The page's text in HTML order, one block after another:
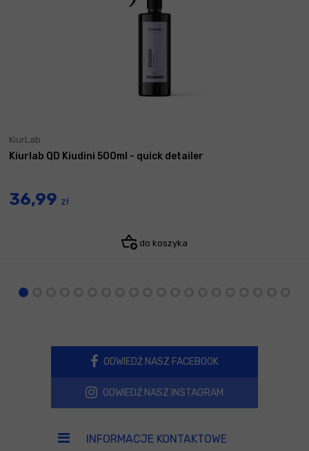
KiurLab
Kiurlab QD Kiudini 500ml - quick detailer
36,99 zł
do koszyka
ODWIEDŹ NASZ FACEBOOK
ODWIEDŹ NASZ INSTAGRAM
INFORMACJE KONTAKTOWE